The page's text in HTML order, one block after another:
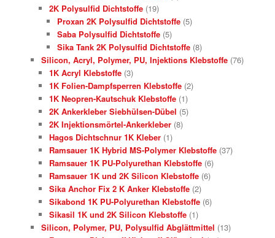
2K Polysulfid Dichtstoffe (19)
Proxan 2K Polysulfid Dichtstoffe (5)
Saba Polysulfid Dichtstoffe (5)
Sika Tank 2K Polysulfid Dichtstoffe (8)
Silicon, Acryl, Polymer, PU, Injektions Klebstoffe (76)
1K Acryl Klebstoffe (3)
1K Folien-Dampfsperren Klebstoffe (2)
1K Neopren-Kautschuk Klebstoffe (1)
2K Ankerkleber Siebhülsen-Dübel (5)
2K Injektionsmörtel-Ankerkleber (8)
Hagos Dichtschnur 1K Kleber (1)
Ramsauer 1K Hybrid MS-Polymer Klebstoffe (37)
Ramsauer 1K PU-Polyurethan Klebstoffe (6)
Ramsauer 1K und 2K Silicon Klebstoffe (6)
Sika Anchor Fix 2 K Anker Klebstoffe (2)
Sikabond 1K PU-Polyurethan Klebstoffe (6)
Sikasil 1K und 2K Silicon Klebstoffe (1)
Silicon, Polymer, PU, Polysulfid Abglättmittel (13)